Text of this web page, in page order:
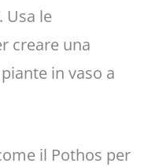
Usa le
creare una
in vaso a
il Pothos per